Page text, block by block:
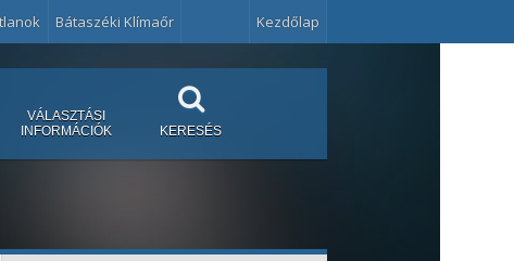
Kezdőlap
Bátaszéki Klímaőr
VÁLASZTÁSI
INFORMÁCIÓK
KERESÉS